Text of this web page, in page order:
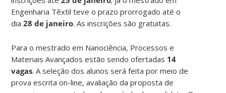
Engenharia Têxtil teve o prazo prorrogado até o
dia28 de janeiro. As inscrições são gratuitas.
Para o mestrado em Nanociência, Processos e
Materiais Avançados estão sendo ofertadas 14
vagas. A seleção dos alunos será feita por meio de
prova escrita on-line, avaliação da proposta de